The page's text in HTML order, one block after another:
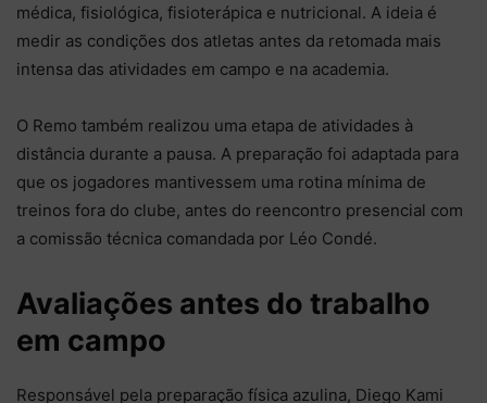
médica, fisiológica, fisioterápica e nutricional. A ideia é
medir as condições dos atletas antes da retomada mais
intensa das atividades em campo e na academia.
O Remo também realizou uma etapa de atividades à
distância durante a pausa. A preparação foi adaptada para
que os jogadores mantivessem uma rotina mínima de
treinos fora do clube, antes do reencontro presencial com
a comissão técnica comandada por Léo Condé.
Avaliações antes do trabalho
em campo
Responsável pela preparação física azulina, Diego Kami